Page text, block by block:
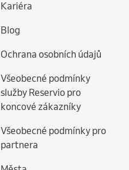
Kariéra
Blog
Ochrana osobních údajů
Všeobecné podmínky
služby Reservio pro
koncové zákazníky
Všeobecné podmínky pro
partnera